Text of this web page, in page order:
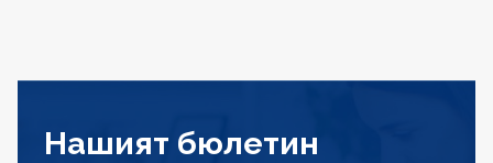
Нашият бюлетин